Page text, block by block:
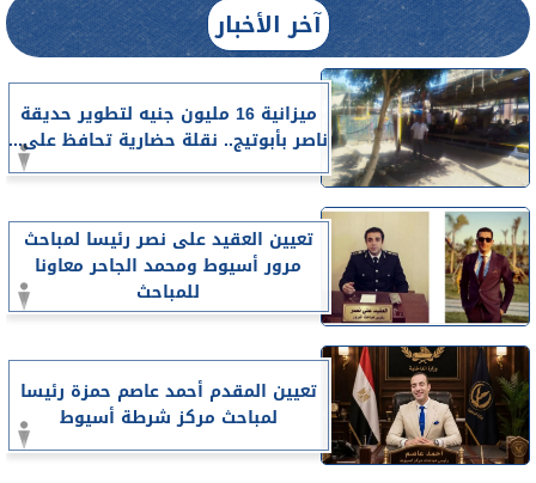
آخر الأخبار
ميزانية 16 مليون جنيه لتطوير حديقة
ناصر بأبوتيج.. نقلة حضارية تحافظ على...
تعيين العقيد على نصر رئيسا لمباحث
مرور أسيوط ومحمد الجاحر معاونا
للمباحث
تعيين المقدم أحمد عاصم حمزة رئيسا
لمباحث مركز شرطة أسيوط